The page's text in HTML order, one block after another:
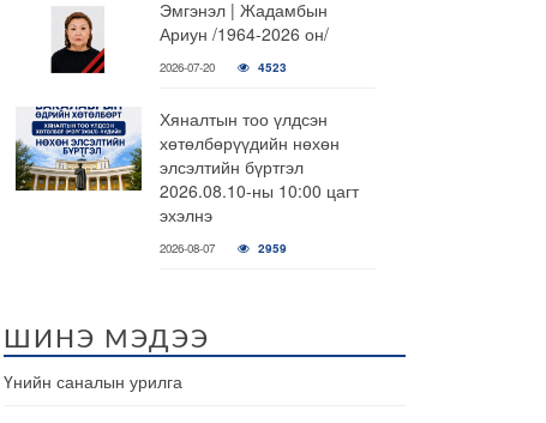
Эмгэнэл | Жадамбын
Ариун /1964-2026 он/
2026-07-20 4523
Хяналтын тоо үлдсэн
хөтөлбөрүүдийн нөхөн
элсэлтийн бүртгэл
2026.08.10-ны 10:00 цагт
эхэлнэ
2026-08-07 2959
ШИНЭ МЭДЭЭ
Үнийн саналын урилга